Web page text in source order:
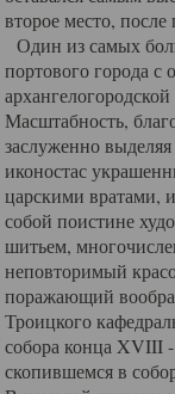
второе место,
Один из самых
портового города
Масштабность,
заслуженно
иконостас
царскими вратами,
собой поистине
шитьем,
неповторимый
поражающий
Троицкого
собора конца XVIII
скопившемся в